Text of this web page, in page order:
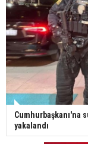
Cumhurbaşkanı'na
yakalandı